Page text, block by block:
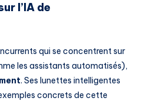
l’IA de
qui se concentrent sur
les assistants automatisés),
. Ses lunettes intelligentes
concrets de cette